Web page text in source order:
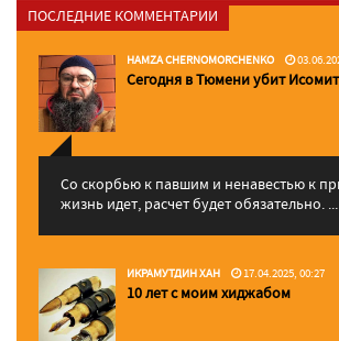
ПОСЛЕДНИЕ КОММЕНТАРИИ
HAMZA CHERNOMORCHENKO
Сегодня в Тюмени убит
Со скорбью к павшим и ненавестью к
жизнь идет, расчет будет обязательно. ...
ИКРАМУТДИН ХАН 17.04.2025, 00:27
10 лет с моим хиджабом